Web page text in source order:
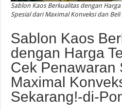
Sablon Kaos Berkualitas dengan
Spesial dari Maximal Konveksi dan
Sablon Kaos
dengan Harga
Cek Penawaran
Maximal
Sekarang!-di-